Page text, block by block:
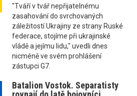
"Tváří v tvář nepřijatelnému
zasahování do svrchovaných
záležitostí Ukrajiny ze strany Ruské
federace, stojíme při ukrajinské
vládě a jejímu lidu," uvedli dnes
nicméně ve svém prohlášení
zástupci G7.
Batalion Vostok. Separatisty